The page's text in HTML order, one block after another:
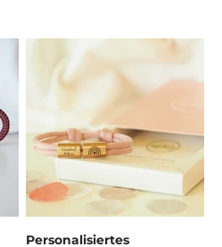
Personalisiertes